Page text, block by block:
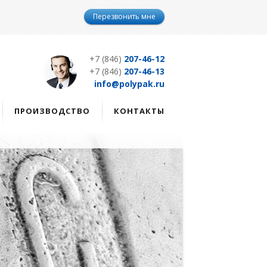
Перезвонить мне
+7 (846) 207-46-12
+7 (846) 207-46-13
info@polypak.ru
ПРОИЗВОДСТВО КОНТАКТЫ